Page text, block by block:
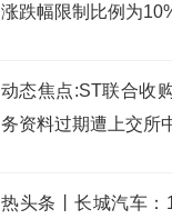
涨跌幅限制比例为
动态焦点:ST联合收
务资料过期遭上交所
热头条丨长城汽车：